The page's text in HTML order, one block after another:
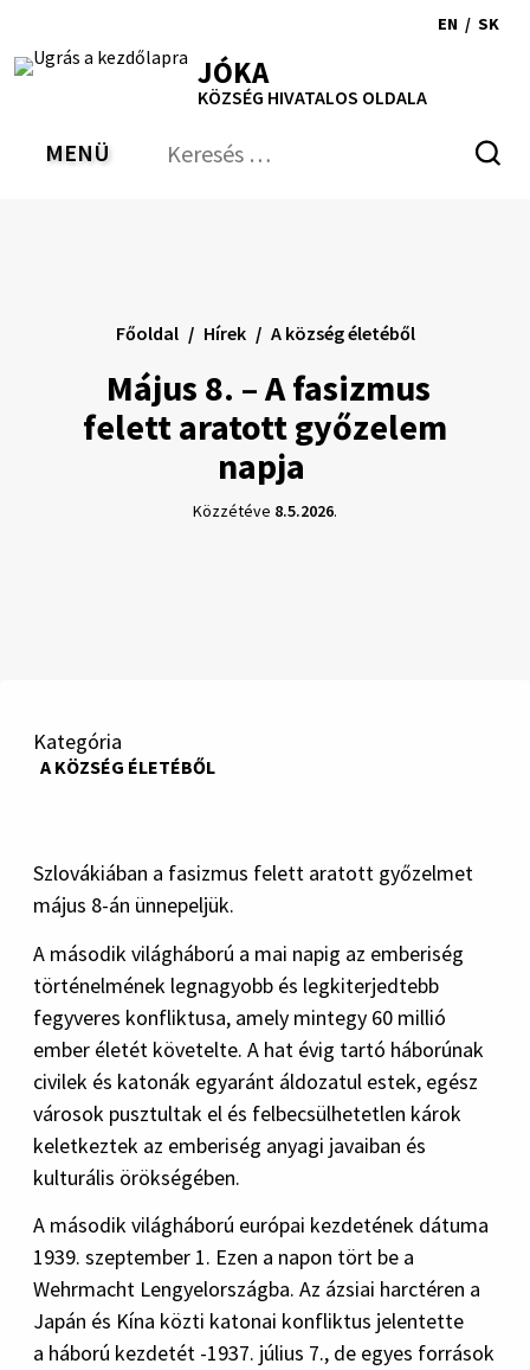
tartalomra
RSS Oldaltérkép
Nyomtatás
EN / SK
JÓKA
KÖZSÉG HIVATALOS OLDALA
VÁLTÁS
MENÜ Keresés:
Május 8. – A fasizmus
felett aratott győzelem
napja
Főoldal Hírek A község életéből
Közzétéve 8.5.2026.
Kategória
A KÖZSÉG ÉLETÉBŐL
Szlovákiában a fasizmus felett aratott győzelmet
május 8-án ünnepeljük.
A második világháború a mai napig az emberiség
történelmének legnagyobb és legkiterjedtebb
fegyveres konfliktusa, amely mintegy 60 millió
ember életét követelte. A hat évig tartó háborúnak
civilek és katonák egyaránt áldozatul estek, egész
városok pusztultak el és felbecsülhetetlen károk
keletkeztek az emberiség anyagi javaiban és
kulturális örökségében.
A második világháború európai kezdetének dátuma
1939. szeptember 1. Ezen a napon tört be a
Wehrmacht Lengyelországba. Az ázsiai harctéren a
Japán és Kína közti katonai konfliktus jelentette
a háború kezdetét -1937. július 7., de egyes források